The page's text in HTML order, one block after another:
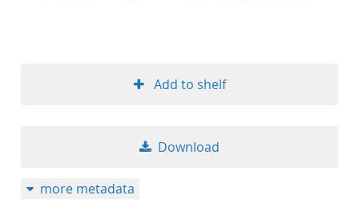
Add to shelf
Download
more metadata